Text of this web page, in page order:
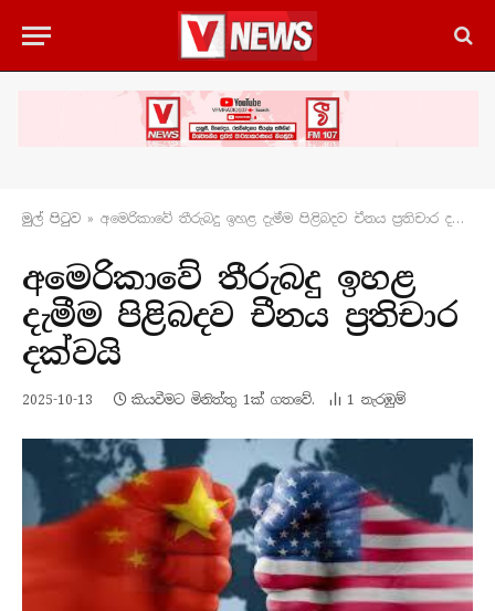
මුල් පිටු​ව » අමෙරිකාවේ තීරුබදු ඉහළ දැමීම පිළිබදව චීනය ප්‍රතිචාර දක්වයි
අමෙරිකාවේ තීරුබදු ඉහළ
දැමීම පිළිබදව චීනය ප්‍රතිචාර
දක්වයි
2025-10-13 කියවීමට මිනිත්තු 1ක් ගතවේ. 1 නැරඹු​ම්